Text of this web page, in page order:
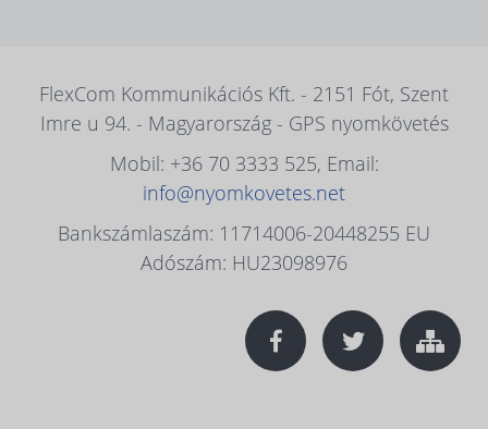
FlexCom Kommunikációs Kft. - 2151 Fót, Szent
Imre u 94. - Magyarország - GPS nyomkövetés
Mobil: +36 70 3333 525, Email:
info@nyomkovetes.net
Bankszámlaszám: 11714006-20448255 EU
Adószám: HU23098976